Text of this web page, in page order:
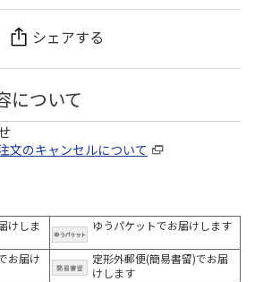
シェアする
について
文のキャンセルについて
けしま
ゆうパケットでお届けします
お届け
定形外郵便(簡易書留)でお届
けします